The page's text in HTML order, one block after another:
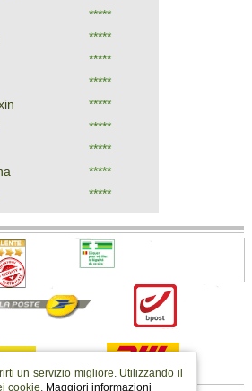
*****
*****
*****
*****
*****
*****
*****
*****
*****
un servizio migliore. Utilizzando il
cookie. Maggiori informazioni